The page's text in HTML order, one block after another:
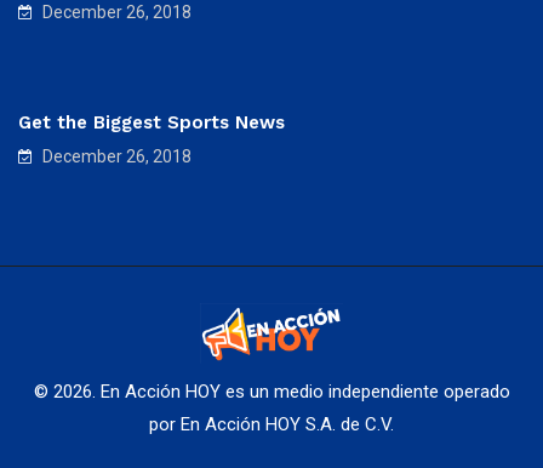
December 26, 2018
Get the Biggest Sports News
December 26, 2018
© 2026. En Acción HOY es un medio independiente operado
por En Acción HOY S.A. de C.V.